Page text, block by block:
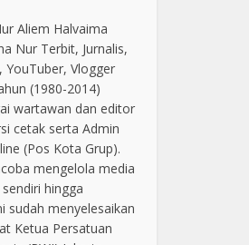
Aliem Halvaima
Nur Terbit, Jurnalis,
YouTuber, Vlogger
(1980-2014)
wartawan dan editor
cetak serta Admin
(Pos Kota Grup).
mengelola media
hingga
sudah menyelesaikan
Ketua Persatuan